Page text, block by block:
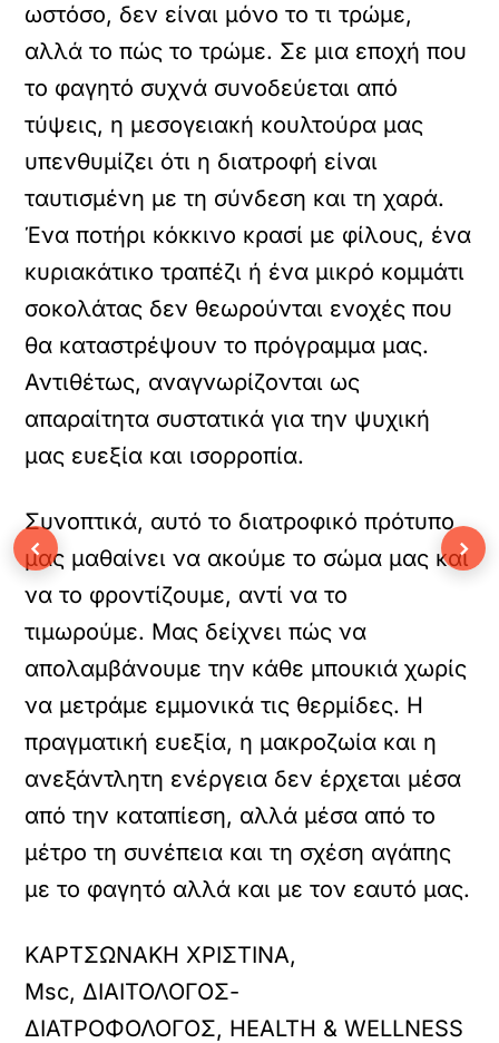
ωστόσο, δεν είναι μόνο το τι τρώμε,
αλλά το πώς το τρώμε. Σε μια εποχή που
το φαγητό συχνά συνοδεύεται από
τύψεις, η μεσογειακή κουλτούρα μας
υπενθυμίζει ότι η διατροφή είναι
ταυτισμένη με τη σύνδεση και τη χαρά.
Ένα ποτήρι κόκκινο κρασί με φίλους, ένα
κυριακάτικο τραπέζι ή ένα μικρό κομμάτι
σοκολάτας δεν θεωρούνται ενοχές που
θα καταστρέψουν το πρόγραμμα μας.
Αντιθέτως, αναγνωρίζονται ως
απαραίτητα συστατικά για την ψυχική
μας ευεξία και ισορροπία.
Συνοπτικά, αυτό το διατροφικό πρότυπο
μας μαθαίνει να ακούμε το σώμα μας και
να το φροντίζουμε, αντί να το
τιμωρούμε. Μας δείχνει πώς να
απολαμβάνουμε την κάθε μπουκιά χωρίς
να μετράμε εμμονικά τις θερμίδες. Η
πραγματική ευεξία, η μακροζωία και η
ανεξάντλητη ενέργεια δεν έρχεται μέσα
από την καταπίεση, αλλά μέσα από το
μέτρο τη συνέπεια και τη σχέση αγάπης
με το φαγητό αλλά και με τον εαυτό μας.
ΚΑΡΤΣΩΝΑΚΗ ΧΡΙΣΤΙΝΑ,
Msc, ΔΙΑΙΤΟΛΟΓΟΣ-
ΔΙΑΤΡΟΦΟΛΟΓΟΣ, HEALTH & WELLNESS
‹ ›